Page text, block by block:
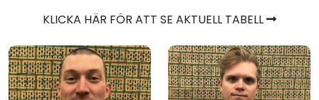
KLICKA HÄR FÖR ATT SE AKTUELL TABELL